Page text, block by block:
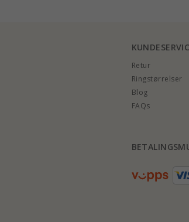
Retur
Ringstørrelser
Blog
FAQs